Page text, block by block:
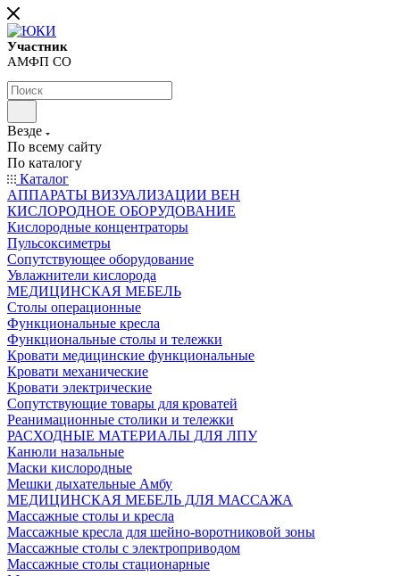
Участник
АМФП СО
Везде
По всему сайту
По каталогу
Каталог
АППАРАТЫ ВИЗУАЛИЗАЦИИ ВЕН
КИСЛОРОДНОЕ ОБОРУДОВАНИЕ
Кислородные концентраторы
Пульсоксиметры
Сопутствующее оборудование
Увлажнители кислорода
МЕДИЦИНСКАЯ МЕБЕЛЬ
Столы операционные
Функциональные кресла
Функциональные столы и тележки
Кровати медицинские функциональные
Кровати механические
Кровати электрические
Сопутствующие товары для кроватей
Реанимационные столики и тележки
РАСХОДНЫЕ МАТЕРИАЛЫ ДЛЯ ЛПУ
Канюли назальные
Маски кислородные
Мешки дыхательные Амбу
МЕДИЦИНСКАЯ МЕБЕЛЬ ДЛЯ МАССАЖА
Массажные столы и кресла
Массажные кресла для шейно-воротниковой зоны
Массажные столы с электроприводом
Массажные столы стационарные